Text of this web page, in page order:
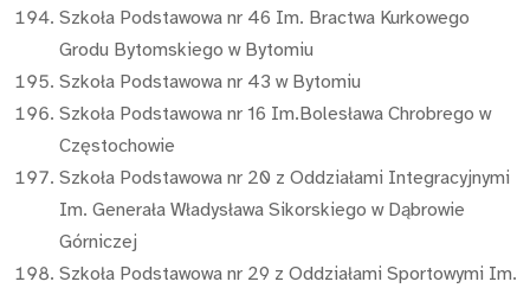
Szkoła Podstawowa nr 46 Im. Bractwa Kurkowego
Grodu Bytomskiego w Bytomiu
Szkoła Podstawowa nr 43 w Bytomiu
Szkoła Podstawowa nr 16 Im.Bolesława Chrobrego w
Częstochowie
Szkoła Podstawowa nr 20 z Oddziałami Integracyjnymi
Im. Generała Władysława Sikorskiego w Dąbrowie
Górniczej
Szkoła Podstawowa nr 29 z Oddziałami Sportowymi Im.